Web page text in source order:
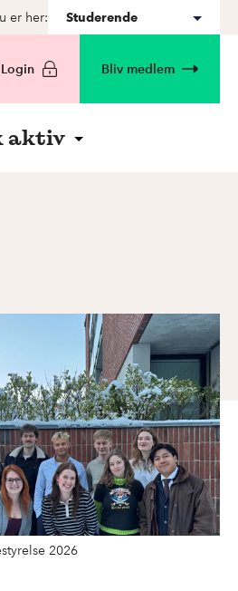
er her: Studerende
Login Bliv medlem
aktiv
2026